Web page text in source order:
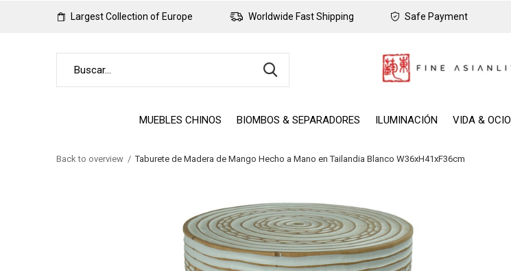
MUEBLES CHINOS BIOMBOS & SEPARADORES ILUMINACIÓN VIDA & OCIO
Largest Collection of Europe Worldwide Fast Shipping Safe Payment
Back to overview Taburete de Madera de Mango Hecho a Mano en Tailandia Blanco W36xH41xF36cm